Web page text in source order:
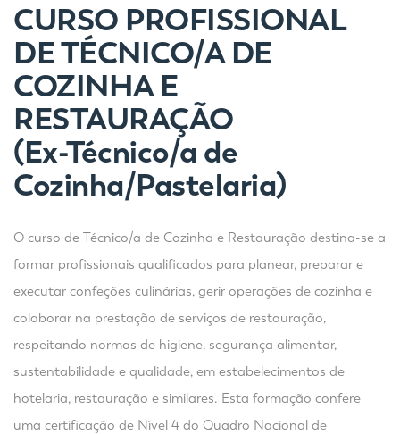
CURSO PROFISSIONAL
DE TÉCNICO/A DE
COZINHA E
RESTAURAÇÃO
(Ex-Técnico/a de
Cozinha/Pastelaria)
O curso de Técnico/a de Cozinha e Restauração destina-se a
formar profissionais qualificados para planear, preparar e
executar confeções culinárias, gerir operações de cozinha e
colaborar na prestação de serviços de restauração,
respeitando normas de higiene, segurança alimentar,
sustentabilidade e qualidade, em estabelecimentos de
hotelaria, restauração e similares. Esta formação confere
uma certificação de Nível 4 do Quadro Nacional de